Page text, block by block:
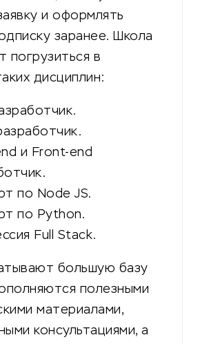
и оформлять
заранее. Школа
погрузиться в
дисциплин:
и Front-end
по Node JS.
по Python.
Full Stack.
большую базу
полезными
материалами,
консультациями, а